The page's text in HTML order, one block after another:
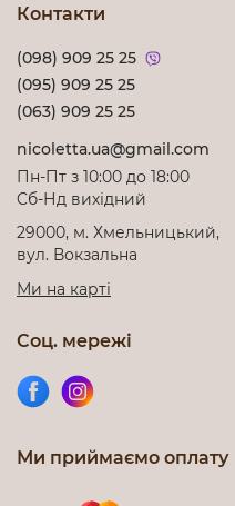
Контакти
(098) 909 25 25
(095) 909 25 25
(063) 909 25 25
nicoletta.ua@gmail.com
Пн-Пт з 10:00 до 18:00
Cб-Нд вихідний
29000, м. Хмельницький,
вул. Вокзальна
Ми на карті
Соц. мережі
Ми приймаємо оплату